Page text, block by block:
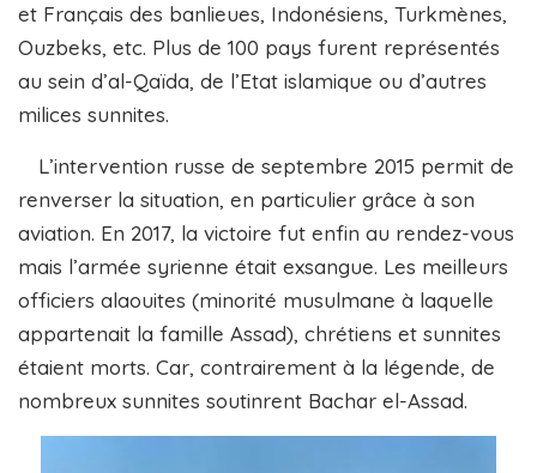
et Français des banlieues, Indonésiens, Turkmènes,
Ouzbeks, etc. Plus de 100 pays furent représentés
au sein d’al-Qaïda, de l’Etat islamique ou d’autres
milices sunnites.
L’intervention russe de septembre 2015 permit de
renverser la situation, en particulier grâce à son
aviation. En 2017, la victoire fut enfin au rendez-vous
mais l’armée syrienne était exsangue. Les meilleurs
officiers alaouites (minorité musulmane à laquelle
appartenait la famille Assad), chrétiens et sunnites
étaient morts. Car, contrairement à la légende, de
nombreux sunnites soutinrent Bachar el-Assad.